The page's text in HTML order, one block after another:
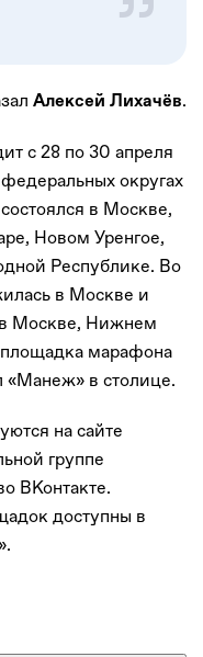
Алексей Лихачёв.
с 28 по 30 апреля
округах
в Москве,
Новом Уренгое,
Республике. Во
в Москве и
Москве, Нижнем
площадка марафона
«Манеж» в столице.
на сайте
группе
ВКонтакте.
доступны в